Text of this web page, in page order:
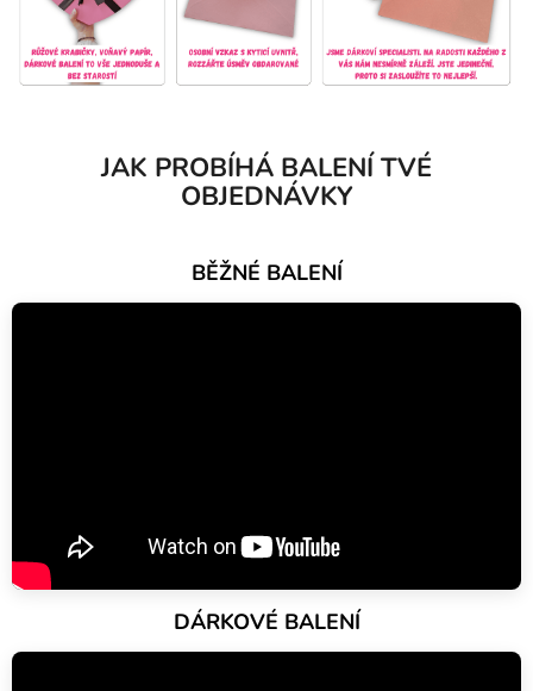
JAK PROBÍHÁ BALENÍ TVÉ
OBJEDNÁVKY
BĚŽNÉ BALENÍ
DÁRKOVÉ BALENÍ